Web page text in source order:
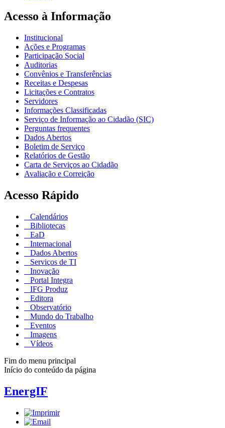
Acesso à Informação
Institucional
Ações e Programas
Participação Social
Auditorias
Convênios e Transferências
Receitas e Despesas
Licitações e Contratos
Servidores
Informações Classificadas
Serviço de Informação ao Cidadão (SIC)
Perguntas frequentes
Dados Abertos
Boletim de Serviço
Relatórios de Gestão
Carta de Serviços ao Cidadão
Avaliação e Correição
Acesso Rápido
Calendários
Bibliotecas
EaD
Internacional
Dados Abertos
Serviços de TI
Inovação
Portal Integra
IFG Produz
Editora
Observatório
Mundo do Trabalho
Eventos
Imagens
Vídeos
Fim do menu principal
Início do conteúdo da página
EnergIF